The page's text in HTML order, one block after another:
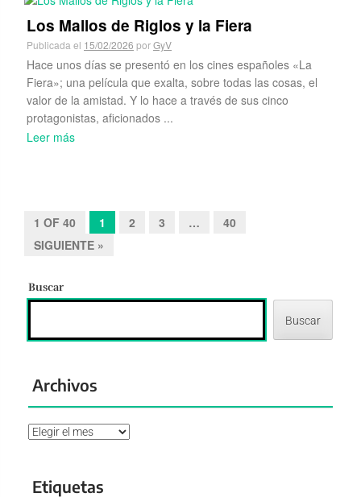
Los Mallos de Riglos y la Fiera
Publicada el 15/02/2026 porGyV
Hace unos días se presentó en los cines españoles «La
Fiera»; una película que exalta, sobre todas las cosas, el
valor de la amistad. Y lo hace a través de sus cinco
protagonistas, aficionados ...
Leer más
1 OF 40 1 2 3 …
40
SIGUIENTE »
Buscar
Buscar
Archivos
Archivos
Etiquetas